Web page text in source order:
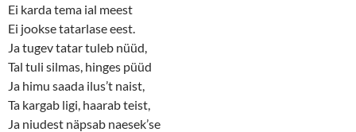
Ei karda tema ial meest
Ei jookse tatarlase eest.
Ja tugev tatar tuleb nüüd,
Tal tuli silmas, hinges püüd
Ja himu saada ilus’t naist,
Ta kargab ligi, haarab teist,
Ja niudest näpsab naesek’se